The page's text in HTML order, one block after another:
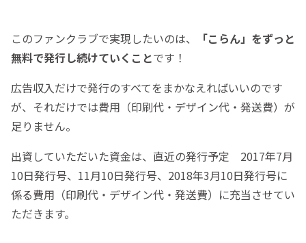
このファンクラブで実現したいのは、
「こらん」をずっと
無料で発行し続けていくことです！
広告収入だけで発行のすべてをまかなえればいいのです
が、それだけでは費用（印刷代・デザイン代・発送費）が
足りません。
出資していただいた資金は、直近の発行予定 2017年7月
10日発行号、11月10日発行号、2018年3月10日発行号に
係る費用（印刷代・デザイン代・発送費）に充当させてい
ただきます。